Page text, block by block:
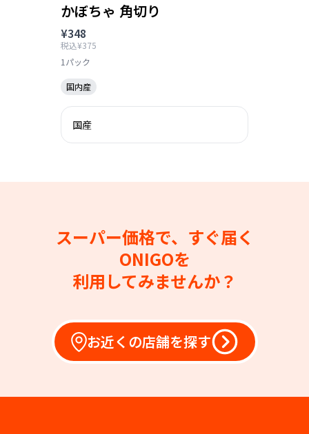
かぼちゃ 角切り
¥348
税込¥375
1パック
国内産
国産
スーパー価格で、すぐ届く
ONIGOを
利用してみませんか？
お近くの店舗を探す